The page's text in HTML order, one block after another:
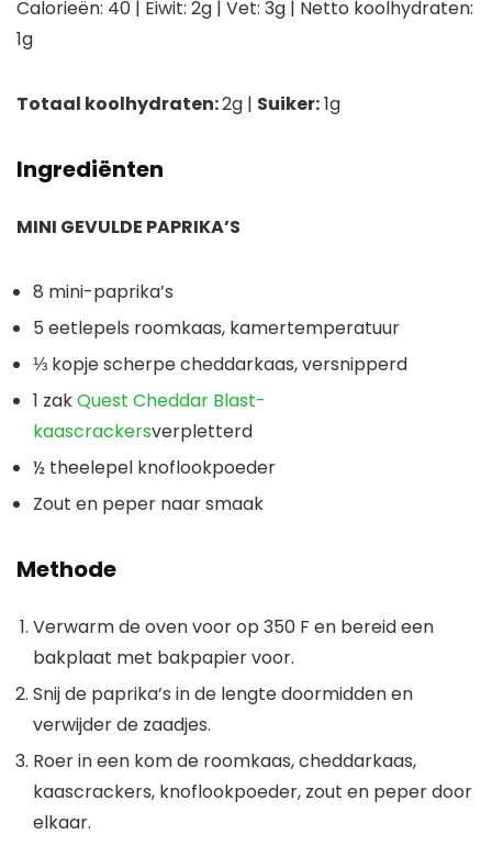
Calorieën: 40 | Eiwit: 2g | Vet: 3g | Netto koolhydraten:
1g
Totaal koolhydraten:2g | Suiker:1g
Ingrediënten
MINI GEVULDE PAPRIKA’S
8 mini-paprika’s
5 eetlepels roomkaas, kamertemperatuur
⅓ kopje scherpe cheddarkaas, versnipperd
1 zakQuest Cheddar Blast-
kaascrackersverpletterd
½ theelepel knoflookpoeder
Zout en peper naar smaak
Methode
Verwarm de oven voor op 350 F en bereid een
bakplaat met bakpapier voor.
Snij de paprika’s in de lengte doormidden en
verwijder de zaadjes.
Roer in een kom de roomkaas, cheddarkaas,
kaascrackers, knoflookpoeder, zout en peper door
elkaar.